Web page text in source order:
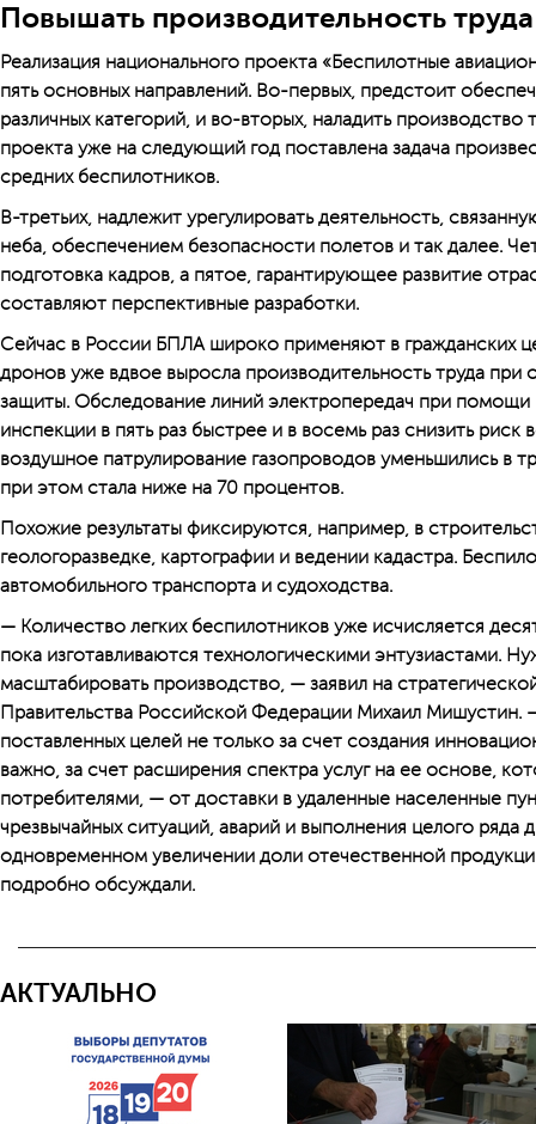
Повышать производительность труда
Реализация национального проекта «Беспилотные
пять основных направлений. Во-первых, предстоит
различных категорий, и во-вторых, наладить производство
проекта уже на следующий год поставлена задача
средних беспилотников.
В-третьих, надлежит урегулировать деятельность,
неба, обеспечением безопасности полетов и так далее.
подготовка кадров, а пятое, гарантирующее развитие
составляют перспективные разработки.
Сейчас в России БПЛА широко применяют в гражданских
дронов уже вдвое выросла производительность труда при
защиты. Обследование линий электропередач при
инспекции в пять раз быстрее и в восемь раз снизить риск
воздушное патрулирование газопроводов уменьшились в
при этом стала ниже на 70 процентов.
Похожие результаты фиксируются, например, в
геологоразведке, картографии и ведении кадастра.
автомобильного транспорта и судоходства.
— Количество легких беспилотников уже исчисляется
пока изготавливаются технологическими энтузиастами.
масштабировать производство, — заявил на
Правительства Российской Федерации Михаил Мишустин.
поставленных целей не только за счет создания
важно, за счет расширения спектра услуг на ее основе,
потребителями, — от доставки в удаленные населенные
чрезвычайных ситуаций, аварий и выполнения целого ряда
одновременном увеличении доли отечественной
подробно обсуждали.
АКТУАЛЬНО